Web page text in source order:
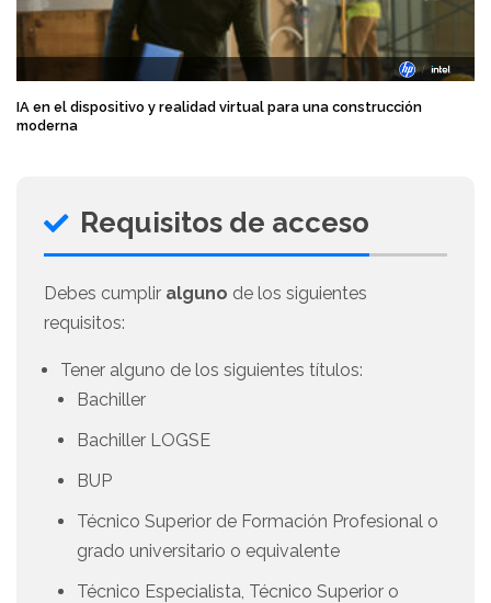
IA en el dispositivo y realidad virtual para una construcción
moderna
Requisitos de acceso
Debes cumplir alguno de los siguientes
requisitos:
Tener alguno de los siguientes títulos:
Bachiller
Bachiller LOGSE
BUP
Técnico Superior de Formación Profesional o
grado universitario o equivalente
Técnico Especialista, Técnico Superior o